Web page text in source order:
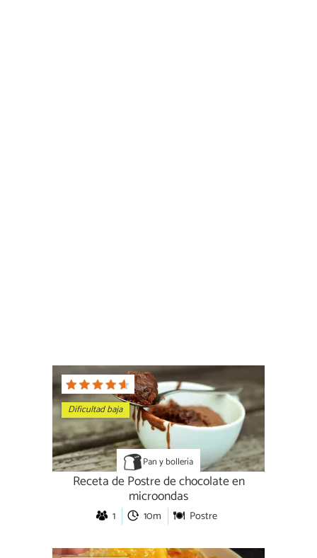
Dificultad baja
Pan y bollería
Receta de Postre de chocolate en
microondas
1 10m Postre